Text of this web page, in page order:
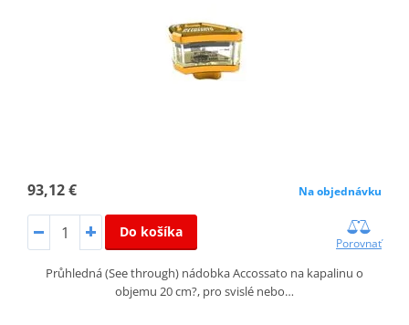
93,12 € Na objednávku
Do košíka
Porovnať
Průhledná (See through) nádobka Accossato na kapalinu o
objemu 20 cm?, pro svislé nebo…